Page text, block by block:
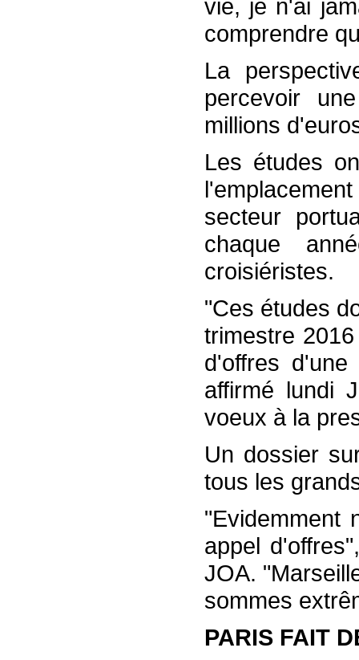
vie, je n'ai
comprendre
La
percevoir
millions
Les études
secteur
chaque
croisiéristes.
"Ces études
trimestre
d'offres
affirmé lundi
voeux à la
Un dossier
tous les
"Evidemment
appel
JOA.
sommes
PARIS FAIT